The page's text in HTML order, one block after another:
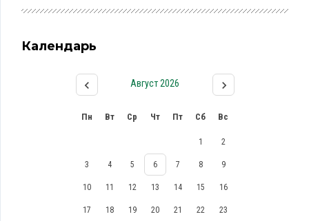
Календарь
Август 2026
Пн Вт Ср Чт Пт Сб Вс
1 2
3 4 5 6 7 8 9
10 11 12 13 14 15 16
17 18 19 20 21 22 23